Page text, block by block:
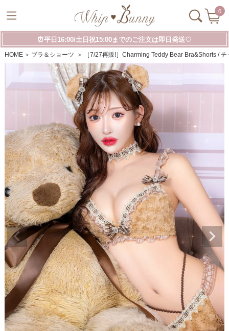
0
⏰平日16:00/土日祝15:00までのご注文は即日発送♡
HOME ブラ＆ショーツ ［7/27再販!］Charming Teddy Bear Bra&Shorts /